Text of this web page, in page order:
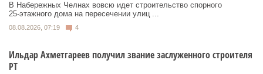
В Набережных Челнах вовсю идет строительство спорного
25‑этажного дома на пересечении улиц ...
08.08.2026, 07:19 4
Ильдар Ахметгареев получил звание заслуженного строителя
РТ